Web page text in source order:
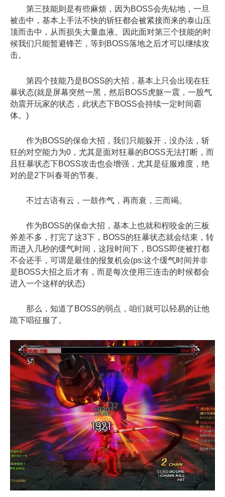
第三技能则是有些麻烦，因为BOSS会先钻地，一旦
被击中，基本上手法不快的斩狂都会被紧接而来的泰山压
顶而击中，从而损失大量血液。因此面对第三个技能的时
候我们只能暂避锋芒，等到BOSS落地之后才可以继续攻
击。
第四个技能乃是BOSS的大招，基本上只会出现在狂
暴状态(就是屏幕突然一黑，然后BOSS虎躯一震，一股气
劲震开玩家的状态，此状态下BOSS会持续一定时间霸
体。)
作为BOSS的保命大招，我们只能躲开，没办法，斩
狂的对空能力为0，尤其是面对狂暴的BOSS无法打断，而
且狂暴状态下BOSS攻击也会增强，尤其是征服难度，绝
对的是2下叫春哥的节奏。
不过古语有云，一鼓作气，再而衰，三而竭。
作为BOSS的保命大招，基本上也就和程咬金的三板
斧差不多，打完了这3下，BOSS的狂暴状态就会结束，转
而进入几秒的缓气时间，这段时间下，BOSS即使被打都
不会还手，可谓是最佳的报复机会(ps:这个缓气时间并非
是BOSS大招之后才有，而是每次使用三连击的时候都会
进入一个这样的状态)
那么，知道了BOSS的弱点，咱们就可以轻易的让他
跪下唱征服了。